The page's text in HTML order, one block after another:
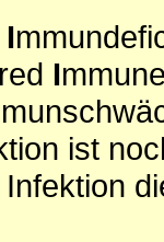
I
I
ist